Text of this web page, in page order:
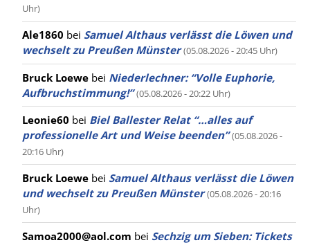
Uhr)
Ale1860 bei Samuel Althaus verlässt die Löwen und
wechselt zu Preußen Münster (05.08.2026 - 20:45 Uhr)
Bruck Loewe bei Niederlechner: “Volle Euphorie,
Aufbruchstimmung!” (05.08.2026 - 20:22 Uhr)
Leonie60 bei Biel Ballester Relat “…alles auf
professionelle Art und Weise beenden” (05.08.2026 -
20:16 Uhr)
Bruck Loewe bei Samuel Althaus verlässt die Löwen
und wechselt zu Preußen Münster (05.08.2026 - 20:16
Uhr)
Samoa2000@aol.com bei Sechzig um Sieben: Tickets